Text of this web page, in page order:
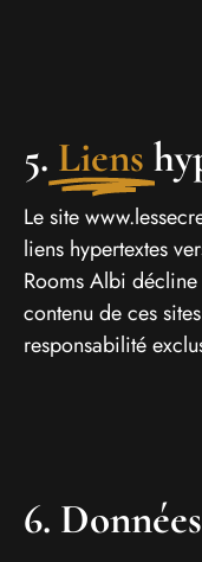
5. Liens
Le site
liens hypertextes
Rooms Albi
contenu de ces
responsabilité
6. Données